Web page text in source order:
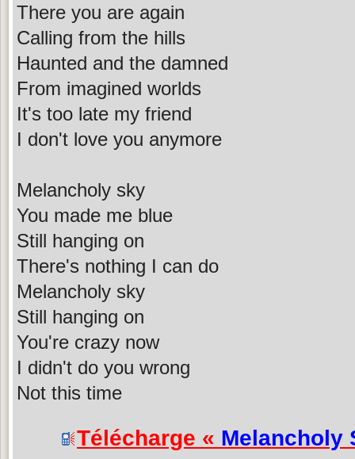
There you are again
Calling from the hills
Haunted and the damned
From imagined worlds
It's too late my friend
I don't love you anymore
Melancholy sky
You made me blue
Still hanging on
There's nothing I can do
Melancholy sky
Still hanging on
You're crazy now
I didn't do you wrong
Not this time
Télécharge « Melancholy